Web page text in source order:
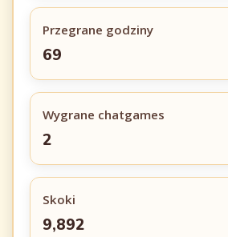
Przegrane godziny
69
Wygrane chatgames
2
Skoki
9,892